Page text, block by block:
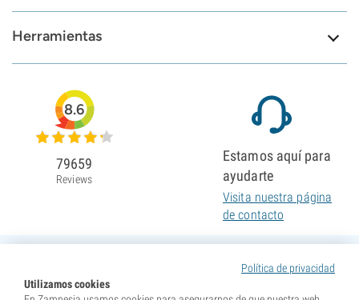
Herramientas
Política de privacidad
Utilizamos cookies
8.6
79659
Reviews
Estamos aquí para
ayudarte
Visita nuestra página
de contacto